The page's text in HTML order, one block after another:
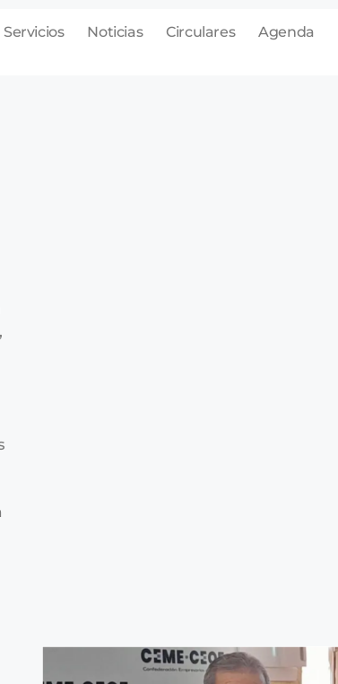
Servicios Noticias Circulares Agenda